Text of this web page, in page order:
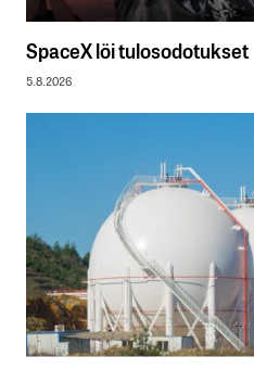
SpaceX löi tulosodotukset
5.8.2026